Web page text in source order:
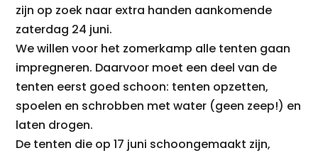
zijn op zoek naar extra handen aankomende
zaterdag 24 juni.
We willen voor het zomerkamp alle tenten gaan
impregneren. Daarvoor moet een deel van de
tenten eerst goed schoon: tenten opzetten,
spoelen en schrobben met water (geen zeep!) en
laten drogen.
De tenten die op 17 juni schoongemaakt zijn,